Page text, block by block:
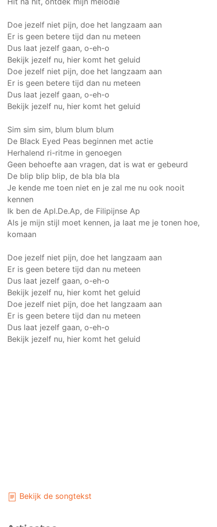
Doe jezelf niet pijn, doe het langzaam aan
Er is geen betere tijd dan nu meteen
Dus laat jezelf gaan, o-eh-o
Bekijk jezelf nu, hier komt het geluid
Doe jezelf niet pijn, doe het langzaam aan
Er is geen betere tijd dan nu meteen
Dus laat jezelf gaan, o-eh-o
Bekijk jezelf nu, hier komt het geluid
Sim sim sim, blum blum blum
De Black Eyed Peas beginnen met actie
Herhalend ri-ritme in genoegen
Geen behoefte aan vragen, dat is wat er gebeurd
De blip blip blip, de bla bla bla
Je kende me toen niet en je zal me nu ook nooit
kennen
Ik ben de Apl.De.Ap, de Filipijnse Ap
Als je mijn stijl moet kennen, ja laat me je tonen hoe,
komaan
Doe jezelf niet pijn, doe het langzaam aan
Er is geen betere tijd dan nu meteen
Dus laat jezelf gaan, o-eh-o
Bekijk jezelf nu, hier komt het geluid
Doe jezelf niet pijn, doe het langzaam aan
Er is geen betere tijd dan nu meteen
Dus laat jezelf gaan, o-eh-o
Bekijk jezelf nu, hier komt het geluid
Bekijk de songtekst